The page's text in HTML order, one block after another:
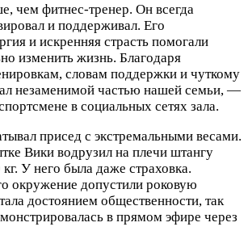
чем фитнес-тренер. Он всегда
и поддерживал. Его
и искренняя страсть помогали
изменить жизнь. Благодаря
словам поддержки и чуткому
незаменимой частью нашей семьи, —
в социальных сетях зала.
присед с экстремальными весами.
Вики водрузил на плечи штангу
У него была даже страховка.
окружение допустили роковую
достоянием общественности, так
в прямом эфире через